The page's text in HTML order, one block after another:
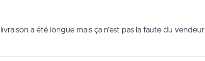
a été longue mais ça n'est pas la faute du vendeur